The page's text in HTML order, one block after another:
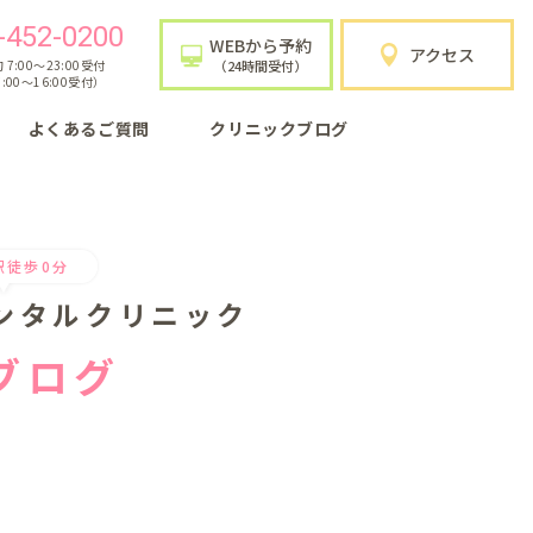
0200
7:00〜23:00受付
〜16:00受付）
WEBから予約
（24時間受付） アクセス
よくあるご質問 クリニックブログ
徒歩0分
タルクリニック
ログ